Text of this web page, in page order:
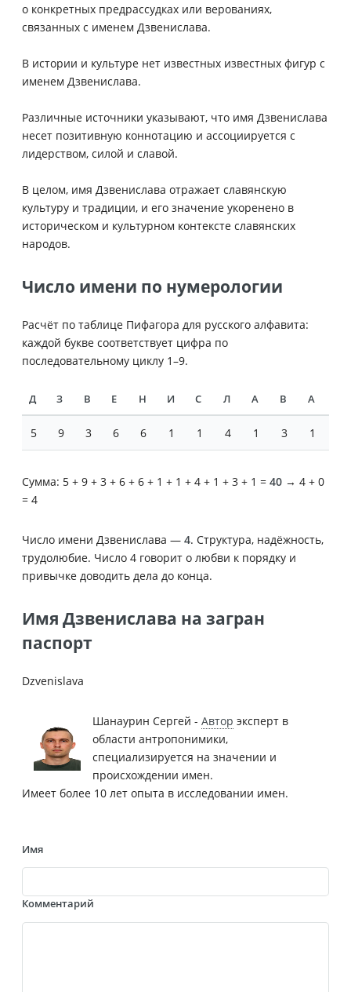
о конкретных предрассудках или верованиях,
связанных с именем Дзвенислава.
В истории и культуре нет известных известных фигур с
именем Дзвенислава.
Различные источники указывают, что имя Дзвенислава
несет позитивную коннотацию и ассоциируется с
лидерством, силой и славой.
В целом, имя Дзвенислава отражает славянскую
культуру и традиции, и его значение укоренено в
историческом и культурном контексте славянских
народов.
Число имени по нумерологии
Расчёт по таблице Пифагора для русского алфавита:
каждой букве соответствует цифра по
последовательному циклу 1–9.
Д З В Е Н И С Л А В А
5 9 3 6 6 1 1 4 1 3 1
Сумма: 5 + 9 + 3 + 6 + 6 + 1 + 1 + 4 + 1 + 3 + 1 = 40 → 4 + 0
= 4
Число имени Дзвенислава — 4. Структура, надёжность,
трудолюбие. Число 4 говорит о любви к порядку и
привычке доводить дела до конца.
Имя Дзвенислава на загран
паспорт
Dzvenislava
Шанаурин Сергей - Автор эксперт в
области антропонимики,
специализируется на значении и
происхождении имен.
Имеет более 10 лет опыта в исследовании имен.
Имя
Комментарий